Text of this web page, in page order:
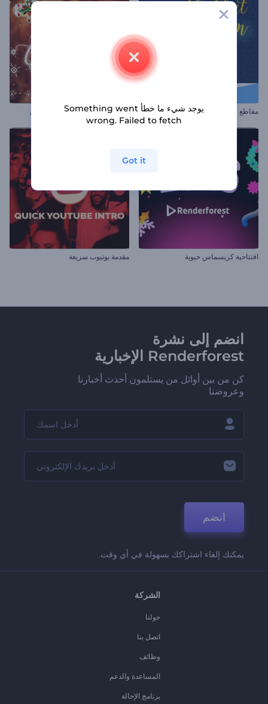
مقاطع شابات شالوم عرض شرائح الكريسماس المتألق
افتتاحية كريسماس حيوية مقدمة يوتيوب سريعة
انضم إلى نشرة
Renderforest الإخبارية
كن من بين أوائل من يستلمون أحدث أخبارنا
وعروضنا
انضم
يمكنك إلغاء اشتراكك بسهولة في أي وقت.
الشركة
حولنا
اتصل بنا
وظائف
المساعدة والدعم
برنامج الإحالة
يوجد شيء ما خطأ Something went
wrong. Failed to fetch
Got it